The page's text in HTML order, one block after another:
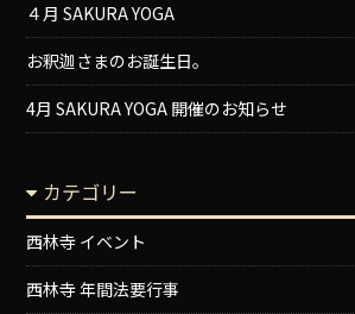
４月 SAKURA YOGA
お釈迦さまのお誕生日。
4月 SAKURA YOGA 開催のお知らせ
カテゴリー
西林寺 イベント
西林寺 年間法要行事